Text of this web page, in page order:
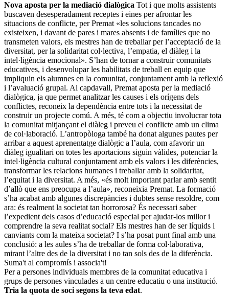
Nova aposta per la mediació dialògica Tot i que molts assistents
buscaven desesperadament receptes i eines per afrontar les
situacions de conflicte, per Premat «les solucions tancades no
existeixen, i davant de pares i mares absents i de famílies que no
transmeten valors, els mestres han de treballar per l’acceptació de la
diversitat, per la solidaritat col·lectiva, l’empatia, el diàleg i la
intel·ligència emocional». S’han de tornar a construir comunitats
educatives, i desenvolupar les habilitats de treball en equip que
impliquin els alumnes en la comunitat, conjuntament amb la reflexió
i l’avaluació grupal. Al capdavall, Premat aposta per la mediació
dialògica, ja que permet analitzar les causes i els orígens dels
conflictes, reconeix la dependència entre tots i la necessitat de
construir un projecte comú. A més, té com a objectiu involucrar tota
la comunitat mitjançant el diàleg i preveu el conflicte amb un clima
de col·laboració. L’antropòloga també ha donat algunes pautes per
arribar a aquest aprenentatge dialògic a l’aula, com afavorir un
diàleg igualitari on totes les aportacions siguin vàlides, potenciar la
intel·ligència cultural conjuntament amb els valors i les diferències,
transformar les relacions humanes i treballar amb la solidaritat,
l’equitat i la diversitat. A més, «és molt important parlar amb sentit
d’allò que ens preocupa a l’aula», reconeixia Premat. La formació
s’ha acabat amb algunes discrepàncies i dubtes sense resoldre, com
ara: és realment la societat tan horrorosa? És necessari saber
l’expedient dels casos d’educació especial per ajudar-los millor i
comprendre la seva realitat social? Els mestres han de ser líquids i
canviants com la mateixa societat? I s’ha posat punt final amb una
conclusió: a les aules s’ha de treballar de forma col·laborativa,
mirant l’altre des de la diversitat i no tan sols des de la diferència.
Suma't al compromís i associa't!
Per a persones individuals membres de la comunitat educativa i
grups de persones vinculades a un centre educatiu o una institució.
Tria la quota de soci segons la teva edat.